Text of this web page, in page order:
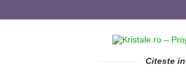
Citeste